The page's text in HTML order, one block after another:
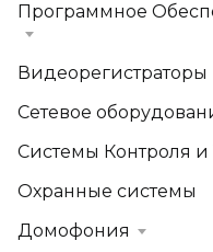
Программное
Видеорегистраторы
Сетевое
Системы Контроля
Охранные системы
Домофония